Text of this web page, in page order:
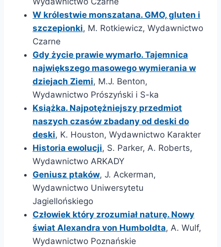
W królestwie monszatana. GMO, gluten i
szczepionki, M. Rotkiewicz, Wydawnictwo
Czarne
Gdy życie prawie wymarło. Tajemnica
największego masowego wymierania w
dziejach Ziemi, M.J. Benton,
Wydawnictwo Prószyński i S-ka
Książka. Najpotężniejszy przedmiot
naszych czasów zbadany od deski do
deski, K. Houston, Wydawnictwo Karakter
Historia ewolucji, S. Parker, A. Roberts,
Wydawnictwo ARKADY
Geniusz ptaków, J. Ackerman,
Wydawnictwo Uniwersytetu
Jagiellońskiego
Człowiek który zrozumiał naturę. Nowy
świat Alexandra von Humboldta, A. Wulf,
Wydawnictwo Poznańskie